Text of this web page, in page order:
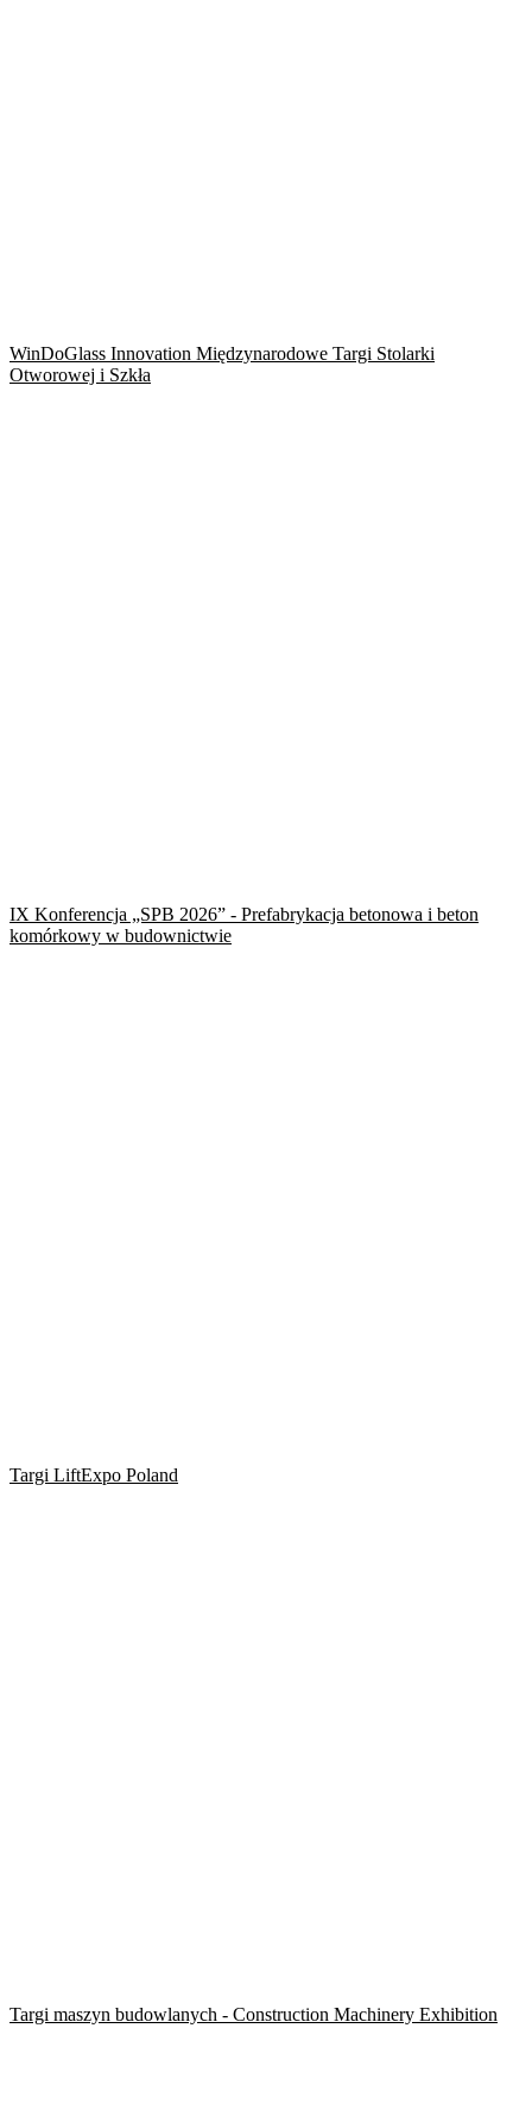
WinDoGlass Innovation Międzynarodowe Targi Stolarki
Otworowej i Szkła
IX Konferencja „SPB 2026” - Prefabrykacja betonowa i beton
komórkowy w budownictwie
Targi LiftExpo Poland
Targi maszyn budowlanych - Construction Machinery Exhibition